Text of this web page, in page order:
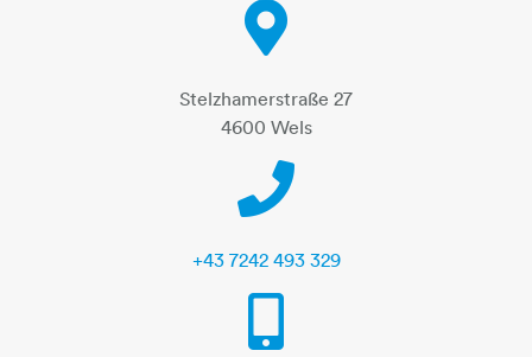
Stelzhamerstraße 27
4600 Wels
Telephone
+43 7242 493 329
Mobile